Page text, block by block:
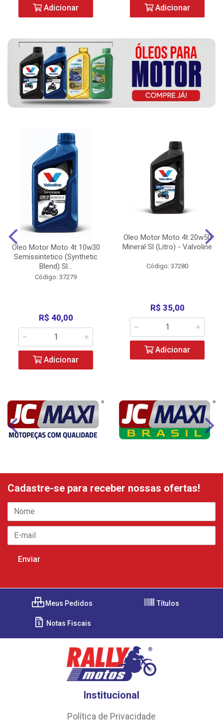
Adicionar Adicionar
Oleo Motor Moto 4t 10w30
Semissintetico (Synthetic
Blend) Sl...
Código: 37279
R$ 40,00
Adicionar
Oleo Motor Moto 4t 20w50
Mineral Sl (Litro) - Valvoline
Código: 37280
R$ 35,00
Adicionar
Cadastre-se para receber nossas ofertas!
Meus Pedidos Títulos
Notas Fiscais
Institucional
Política de Privacidade